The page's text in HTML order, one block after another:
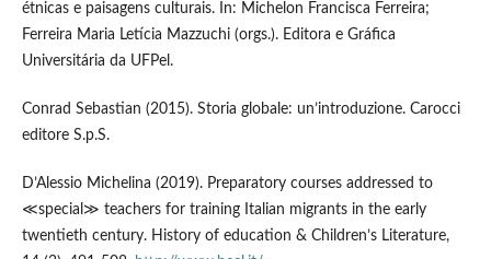
étnicas e paisagens culturais. In: Michelon Francisca Ferreira;
Ferreira Maria Letícia Mazzuchi (orgs.). Editora e Gráfica
Universitária da UFPel.
Conrad Sebastian (2015). Storia globale: un’introduzione. Carocci
editore S.p.S.
D’Alessio Michelina (2019). Preparatory courses addressed to
≪special≫ teachers for training Italian migrants in the early
twentieth century. History of education & Children’s Literature,